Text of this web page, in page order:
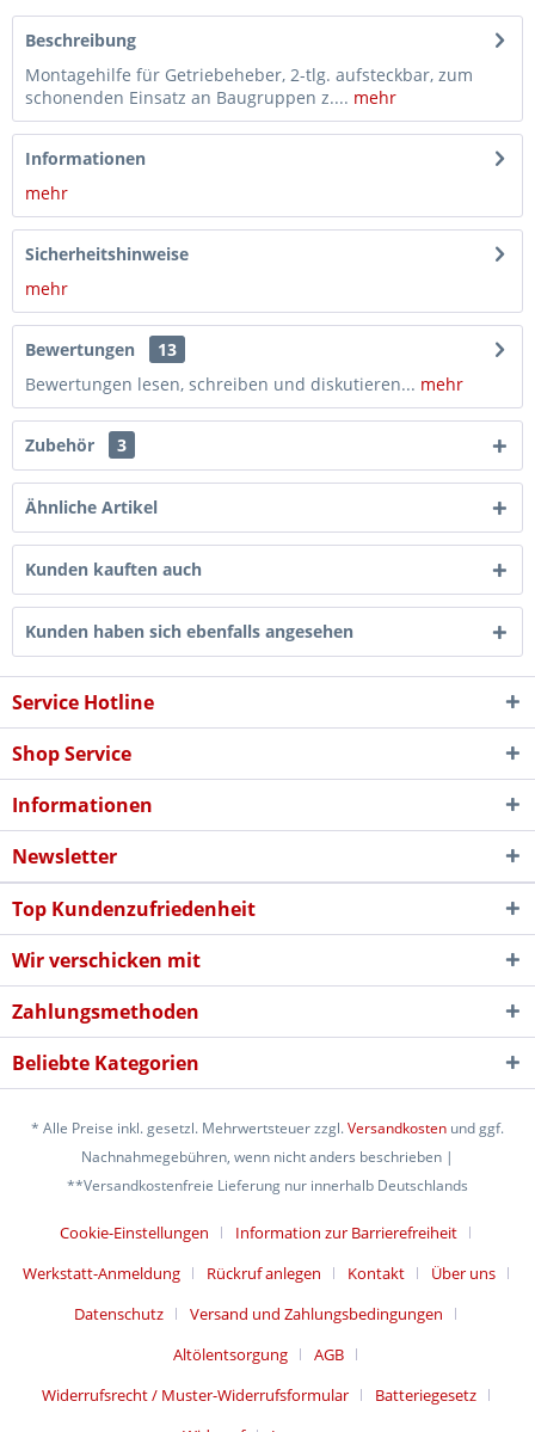
Beschreibung
Montagehilfe für Getriebeheber, 2-tlg. aufsteckbar, zum
schonenden Einsatz an Baugruppen z.... mehr
Informationen
mehr
Sicherheitshinweise
mehr
Bewertungen
13
Bewertungen lesen, schreiben und diskutieren... mehr
Zubehör 3
Ähnliche Artikel
Kunden kauften auch
Kunden haben sich ebenfalls angesehen
Service Hotline
Shop Service
Informationen
Newsletter
Top Kundenzufriedenheit
Wir verschicken mit
Zahlungsmethoden
Beliebte Kategorien
* Alle Preise inkl. gesetzl. Mehrwertsteuer zzgl.Versandkosten und ggf.
Nachnahmegebühren, wenn nicht anders beschrieben |
**Versandkostenfreie Lieferung nur innerhalb Deutschlands
Cookie-Einstellungen
Information zur Barrierefreiheit
Werkstatt-Anmeldung
Rückruf anlegen Kontakt
Über uns
Datenschutz
Versand und Zahlungsbedingungen
Altölentsorgung
AGB
Widerrufsrecht / Muster-Widerrufsformular
Batteriegesetz